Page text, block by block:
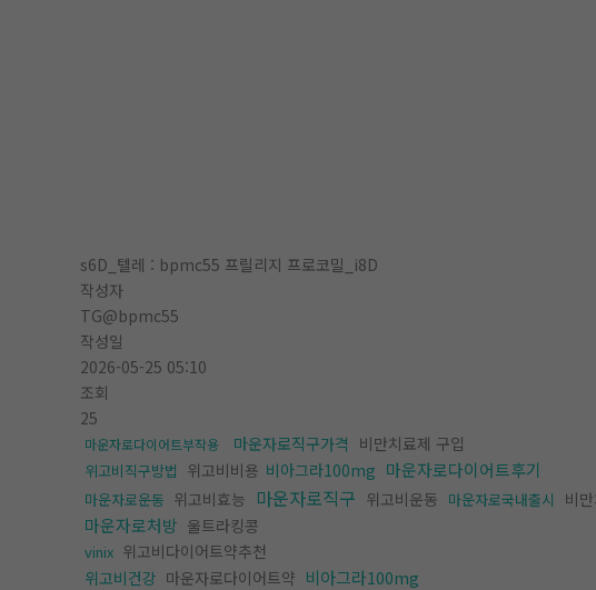
s6D_텔레 : bpmc55 프릴리지 프로코밀_i8D
작성자
TG@bpmc55
작성일
2026-05-25 05:10
조회
25
마운자로다이어트부작용 마운자로직구가격 비만치료제 구입
위고비직구방법 위고비비용 비아그라100mg 마운자로다이어트후기
마운자로운동 위고비효능 마운자로직구 위고비운동 마운자로국내출시 비
마운자로처방 울트라킹콩
vinix 위고비다이어트약추천
위고비건강 마운자로다이어트약 비아그라100mg